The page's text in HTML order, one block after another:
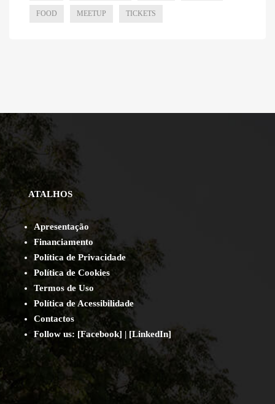
FOOD MEETUP TICKETS
ATALHOS
Apresentação
Financiamento
Política de Privacidade
Política de Cookies
Termos de Uso
Política de Acessibilidade
Contactos
Follow us: [Facebook] | [LinkedIn]